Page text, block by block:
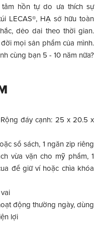
hồn tự do ưa thích sự
LECAS®, HẠ sở hữu toàn
dẻo dai theo thời gian.
mọi sản phẩm của mình.
cùng bạn 5 - 10 năm nữa?
đáy cạnh: 25 x 20.5 x
sổ sách, 1 ngăn zip riêng
vừa vặn cho mỹ phẩm, 1
để giữ ví hoặc chìa khóa
động thường ngày, dùng
lợi